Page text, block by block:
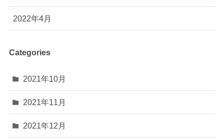
2022年4月
Categories
2021年10月
2021年11月
2021年12月